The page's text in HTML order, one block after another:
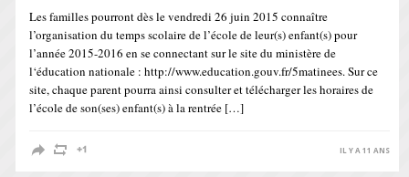
Les familles pourront dès le vendredi 26 juin 2015 connaître
l’organisation du temps scolaire de l’école de leur(s) enfant(s) pour
l’année 2015-2016 en se connectant sur le site du ministère de
l‘éducation nationale : http://www.education.gouv.fr/5matinees. Sur ce
site, chaque parent pourra ainsi consulter et télécharger les horaires de
l’école de son(ses) enfant(s) à la rentrée […]
IL Y A 11 ANS